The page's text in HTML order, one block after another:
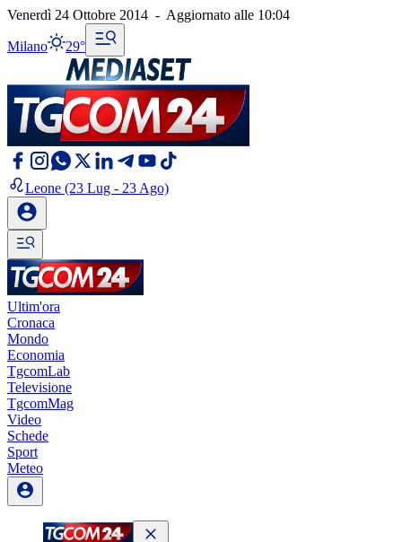
Venerdì 24 Ottobre 2014 - Aggiornato alle 10:04
Milano 29°
Leone (23 Lug - 23 Ago)
Ultim'ora
Cronaca
Mondo
Economia
TgcomLab
Televisione
TgcomMag
Video
Schede
Sport
Meteo